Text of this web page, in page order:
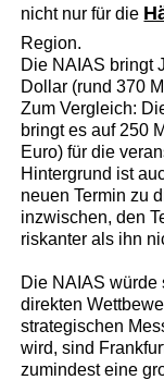
nicht nur für die
Region.
Die NAIAS bringt
Dollar (rund 370
Zum Vergleich:
bringt es auf 250
Euro) für die
Hintergrund ist
neuen Termin zu
inzwischen, den
riskanter als ihn
Die NAIAS würde
direkten
strategischen
wird, sind
zumindest eine